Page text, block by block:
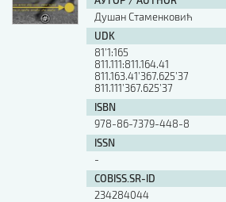
Душан Стаменковић
UDK
81’1:165
811.111:811.164.41
811.163.41’367.625’37
811.111’367.625’37
ISBN
978-86-7379-448-8
ISSN
-
COBISS.SR-ID
234284044